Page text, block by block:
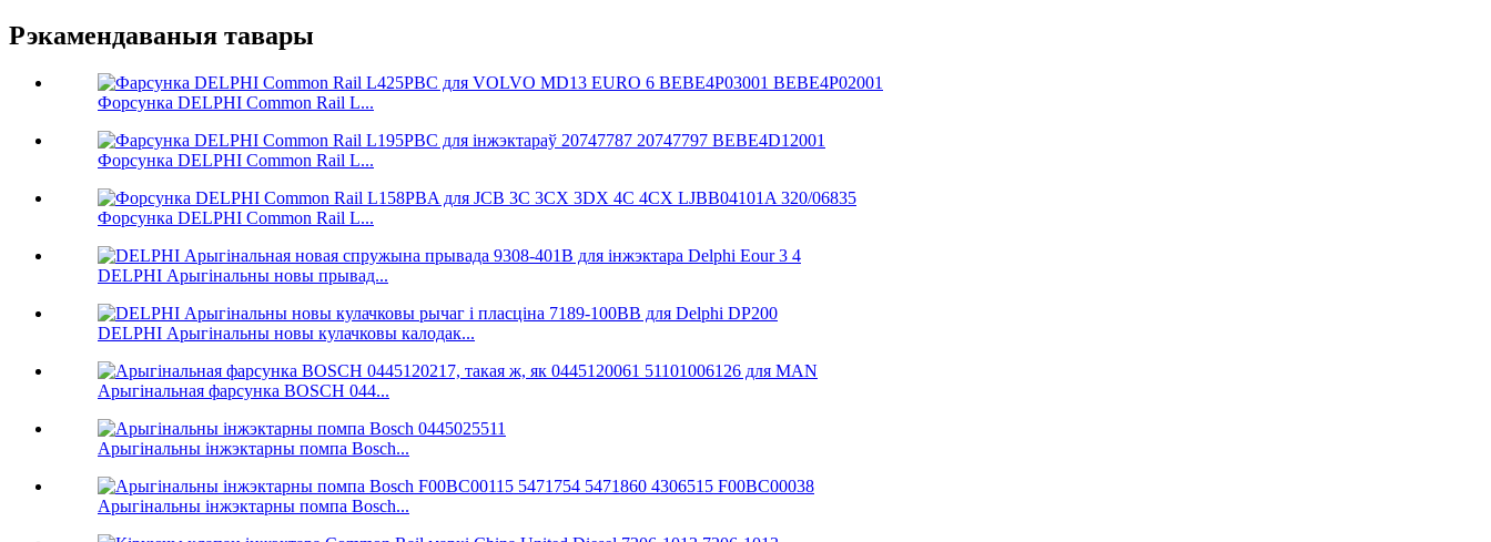
Рэкамендаваныя тавары
Форсунка DELPHI Common Rail L...
Форсунка DELPHI Common Rail L...
Форсунка DELPHI Common Rail L...
DELPHI Арыгінальны новы прывад...
DELPHI Арыгінальны новы кулачковы калодак...
Арыгінальная фарсунка BOSCH 044...
Арыгінальны інжэктарны помпа Bosch...
Арыгінальны інжэктарны помпа Bosch...